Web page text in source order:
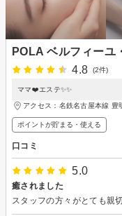
POLA ベルフィーユ
4.8
(2件)
ママ❤️エステ✨✨
アクセス：名鉄名古屋本線
ポイントが貯まる・使える
口コミ
5.0
癒されました